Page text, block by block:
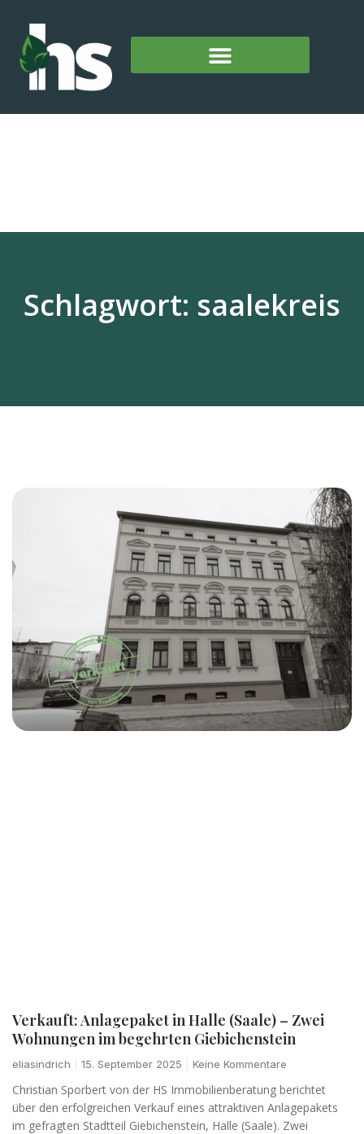
Schlagwort: saalekreis
Verkauft: Anlagepaket in Halle (Saale) – Zwei
Wohnungen im begehrten Giebichenstein
eliasindrich 15. September 2025 Keine Kommentare
Christian Sporbert von der HS Immobilienberatung berichtet
über den erfolgreichen Verkauf eines attraktiven Anlagepakets
im gefragten Stadtteil Giebichenstein, Halle (Saale). Zwei